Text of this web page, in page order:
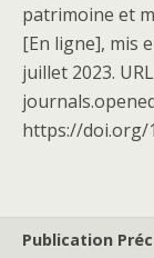
patrimoine et
[En ligne], mis
juillet 2023.
https://doi.org/
Publication